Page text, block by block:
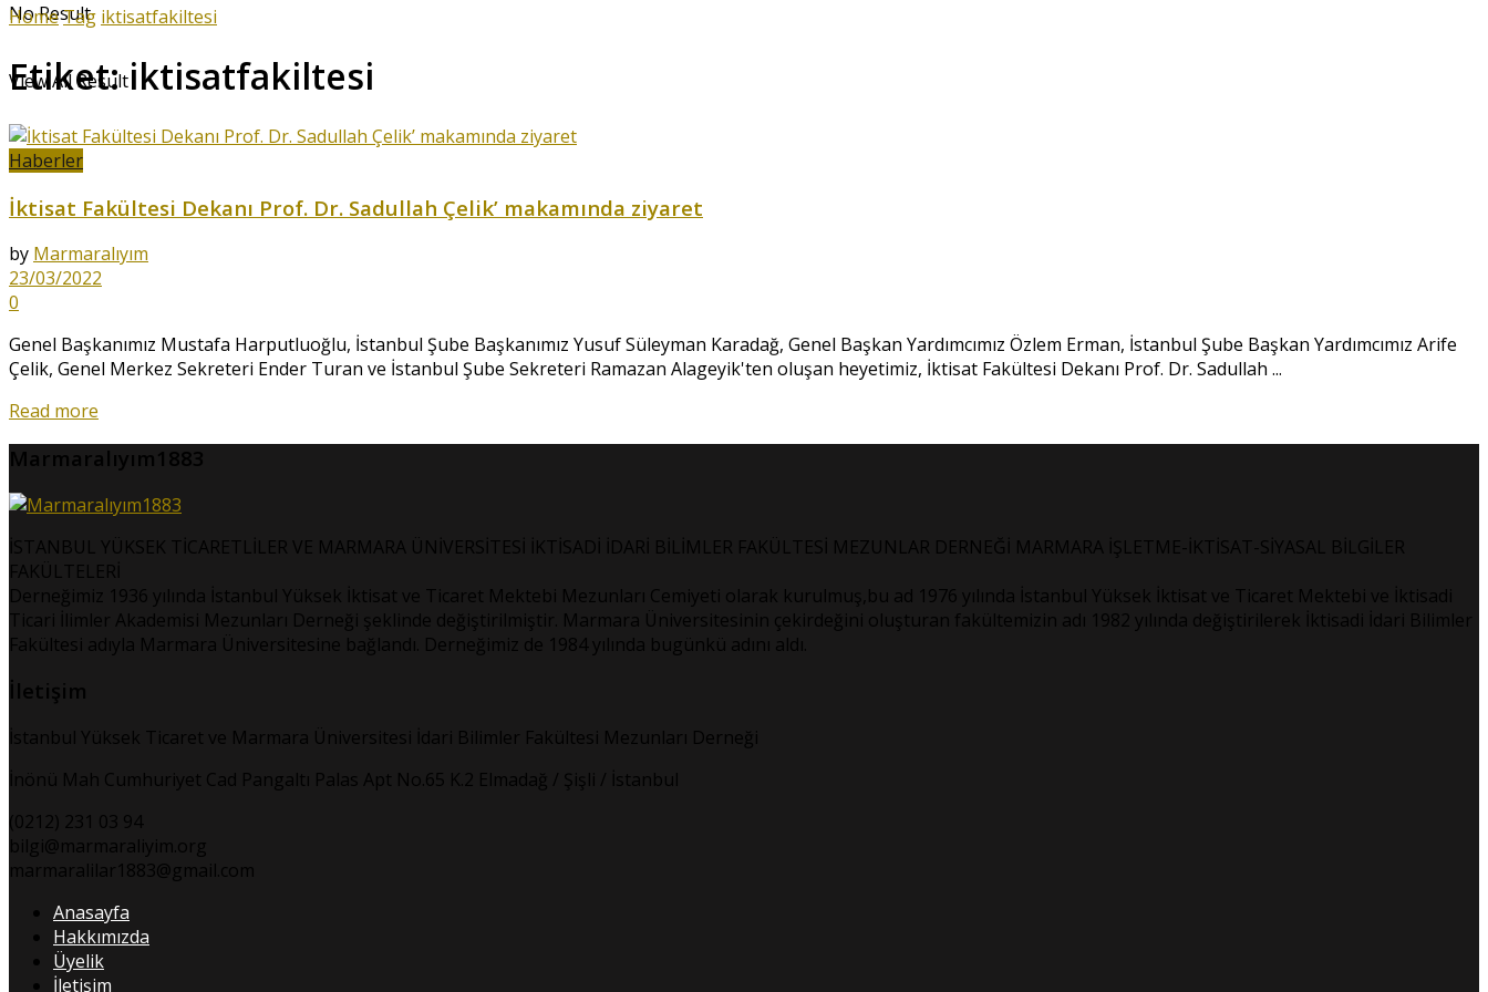
No Result
View All Result
HomeTag iktisatfakiltesi
Etiket:iktisatfakiltesi
Haberler
İktisat Fakültesi Dekanı Prof. Dr. Sadullah Çelik’ makamında ziyaret
by Marmaralıyım
23/03/2022
0
Genel Başkanımız Mustafa Harputluoğlu, İstanbul Şube Başkanımız Yusuf Süleyman Karadağ, Genel Başkan Yardımcımız Özlem Erman, İstanbul Şube Başkan Yardımcımız Arife
Çelik, Genel Merkez Sekreteri Ender Turan ve İstanbul Şube Sekreteri Ramazan Alageyik'ten oluşan heyetimiz, İktisat Fakültesi Dekanı Prof. Dr. Sadullah ...
Read more
Marmaralıyım1883
İSTANBUL YÜKSEK TİCARETLİLER VE MARMARA ÜNİVERSİTESİ İKTİSADİ İDARİ BİLİMLER FAKÜLTESİ MEZUNLAR DERNEĞİ MARMARA İŞLETME-İKTİSAT-SİYASAL BİLGİLER
FAKÜLTELERİ
Derneğimiz 1936 yılında İstanbul Yüksek İktisat ve Ticaret Mektebi Mezunları Cemiyeti olarak kurulmuş,bu ad 1976 yılında İstanbul Yüksek İktisat ve Ticaret Mektebi ve İktisadi
Ticari İlimler Akademisi Mezunları Derneği şeklinde değiştirilmiştir. Marmara Üniversitesinin çekirdeğini oluşturan fakültemizin adı 1982 yılında değiştirilerek İktisadi İdari Bilimler
Fakültesi adıyla Marmara Üniversitesine bağlandı. Derneğimiz de 1984 yılında bugünkü adını aldı.
İletişim
İstanbul Yüksek Ticaret ve Marmara Üniversitesi İdari Bilimler Fakültesi Mezunları Derneği
İnönü Mah Cumhuriyet Cad Pangaltı Palas Apt No.65 K.2 Elmadağ / Şişli / İstanbul
(0212) 231 03 94
bilgi@marmaraliyim.org
marmaralilar1883@gmail.com
Anasayfa
Hakkımızda
Üyelik
İletişim